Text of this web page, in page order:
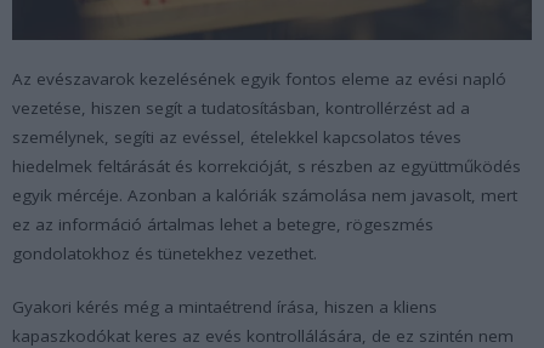
Az evészavarok kezelésének egyik fontos eleme az evési napló
vezetése, hiszen segít a tudatosításban, kontrollérzést ad a
személynek, segíti az evéssel, ételekkel kapcsolatos téves
hiedelmek feltárását és korrekcióját, s részben az együttműködés
egyik mércéje. Azonban a kalóriák számolása nem javasolt, mert
ez az információ ártalmas lehet a betegre, rögeszmés
gondolatokhoz és tünetekhez vezethet.
Gyakori kérés még a mintaétrend írása, hiszen a kliens
kapaszkodókat keres az evés kontrollálására, de ez szintén nem